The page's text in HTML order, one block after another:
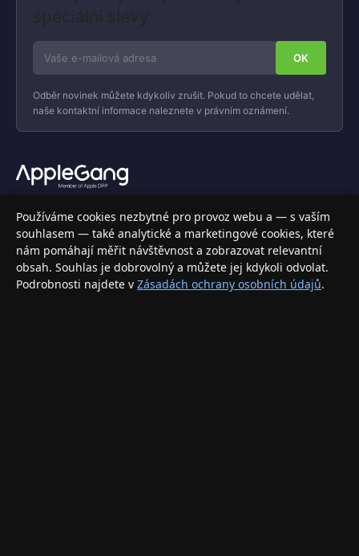
speciální slevy
Odběr novinek můžete kdykoliv zrušit. Pokud to chcete udělat,
naše kontaktní informace naleznete v právním oznámení.
Váš specializovaný obchod s Apple produkty, příslušenstvím a
elektronikou. Nakupujte bezpečně a s jistotou.
INFORMACE
Doprava a doručení
Používáme cookies nezbytné pro provoz webu a — s vaším
souhlasem — také analytické a marketingové cookies, které
nám pomáhají měřit návštěvnost a zobrazovat relevantní
obsah. Souhlas je dobrovolný a můžete jej kdykoli odvolat.
Podrobnosti najdete v Zásadách ochrany osobních údajů.